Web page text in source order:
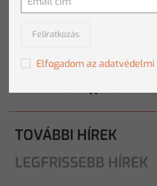
„első” százkilencvenhétezer-
eredetiséget követelve.
TOVÁBBI HÍREK
LEGFRISSEBB HÍREK
Feliratkozás
Elfogadom az